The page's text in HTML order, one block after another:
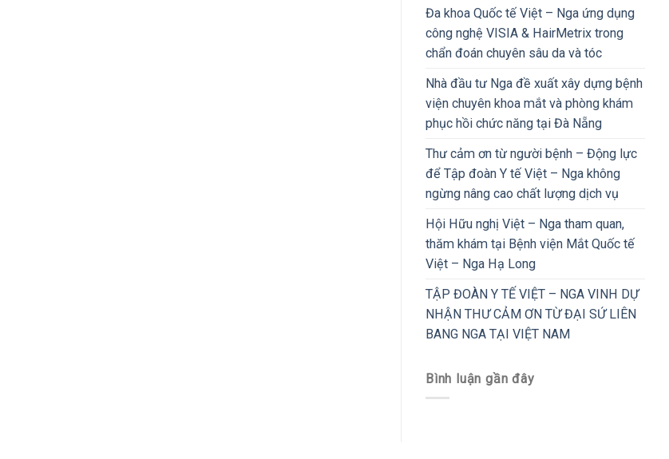
Đa khoa Quốc tế Việt – Nga ứng dụng
công nghệ VISIA & HairMetrix trong
chẩn đoán chuyên sâu da và tóc
Nhà đầu tư Nga đề xuất xây dựng bệnh
viện chuyên khoa mắt và phòng khám
phục hồi chức năng tại Đà Nẵng
Thư cảm ơn từ người bệnh – Động lực
để Tập đoàn Y tế Việt – Nga không
ngừng nâng cao chất lượng dịch vụ
Hội Hữu nghị Việt – Nga tham quan,
thăm khám tại Bệnh viện Mắt Quốc tế
Việt – Nga Hạ Long
TẬP ĐOÀN Y TẾ VIỆT – NGA VINH DỰ
NHẬN THƯ CẢM ƠN TỪ ĐẠI SỨ LIÊN
BANG NGA TẠI VIỆT NAM
Bình luận gần đây